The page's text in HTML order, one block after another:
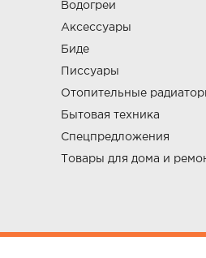
Водогреи
Аксессуары
Биде
Писсуары
Отопительные
Бытовая техника
Спецпредложения
Товары для дома и